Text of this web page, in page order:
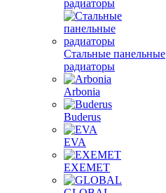
радиаторы
Стальные панельные
радиаторы
Arbonia
Buderus
EVA
EXEMET